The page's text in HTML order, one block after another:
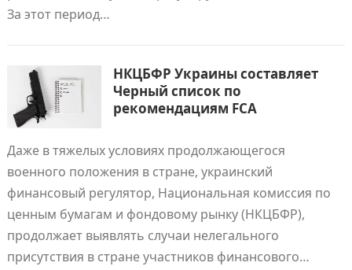
За этот период…
НКЦБФР Украины составляет
Черный список по
рекомендациям FCA
Даже в тяжелых условиях продолжающегося
военного положения в стране, украинский
финансовый регулятор, Национальная комиссия по
ценным бумагам и фондовому рынку (НКЦБФР),
продолжает выявлять случаи нелегального
присутствия в стране участников финансового…